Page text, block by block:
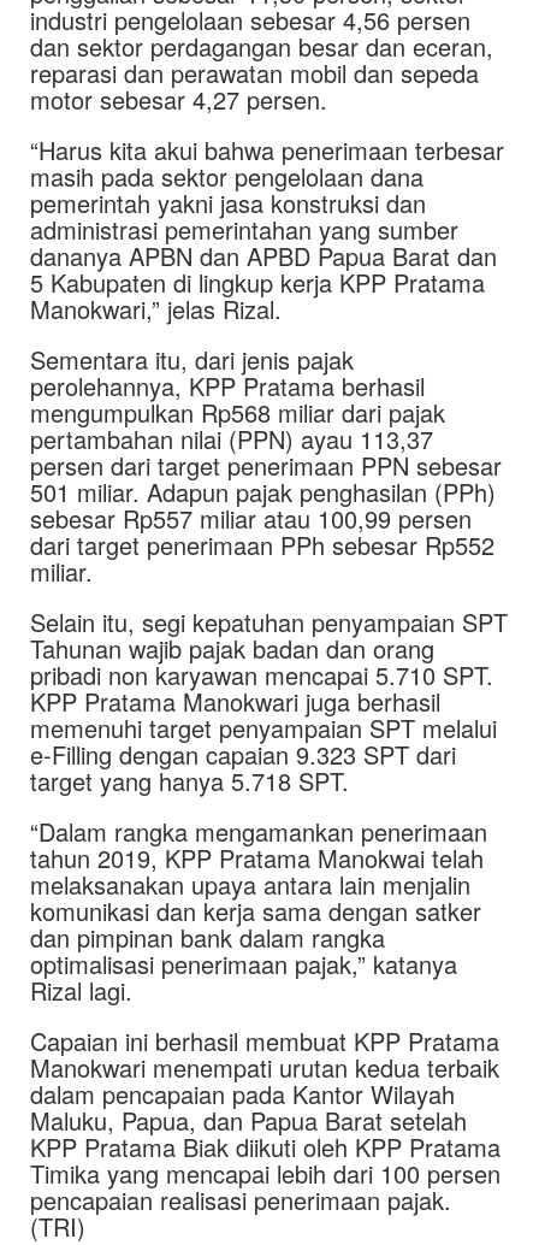
industri pengelolaan sebesar 4,56 persen
dan sektor perdagangan besar dan eceran,
reparasi dan perawatan mobil dan sepeda
motor sebesar 4,27 persen.
“Harus kita akui bahwa penerimaan terbesar
masih pada sektor pengelolaan dana
pemerintah yakni jasa konstruksi dan
administrasi pemerintahan yang sumber
dananya APBN dan APBD Papua Barat dan
5 Kabupaten di lingkup kerja KPP Pratama
Manokwari,” jelas Rizal.
Sementara itu, dari jenis pajak
perolehannya, KPP Pratama berhasil
mengumpulkan Rp568 miliar dari pajak
pertambahan nilai (PPN) ayau 113,37
persen dari target penerimaan PPN sebesar
501 miliar. Adapun pajak penghasilan (PPh)
sebesar Rp557 miliar atau 100,99 persen
dari target penerimaan PPh sebesar Rp552
miliar.
Selain itu, segi kepatuhan penyampaian SPT
Tahunan wajib pajak badan dan orang
pribadi non karyawan mencapai 5.710 SPT.
KPP Pratama Manokwari juga berhasil
memenuhi target penyampaian SPT melalui
e-Filling dengan capaian 9.323 SPT dari
target yang hanya 5.718 SPT.
“Dalam rangka mengamankan penerimaan
tahun 2019, KPP Pratama Manokwai telah
melaksanakan upaya antara lain menjalin
komunikasi dan kerja sama dengan satker
dan pimpinan bank dalam rangka
optimalisasi penerimaan pajak,” katanya
Rizal lagi.
Capaian ini berhasil membuat KPP Pratama
Manokwari menempati urutan kedua terbaik
dalam pencapaian pada Kantor Wilayah
Maluku, Papua, dan Papua Barat setelah
KPP Pratama Biak diikuti oleh KPP Pratama
Timika yang mencapai lebih dari 100 persen
pencapaian realisasi penerimaan pajak.
(TRI)